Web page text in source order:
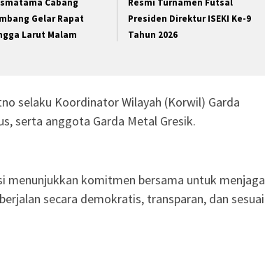
Gelar Rapat
Larut Malam
Presiden Direktur ISEKI Ke-9
Tahun 2026
selaku Koordinator Wilayah (Korwil) Garda
serta anggota Garda Metal Gresik.
menunjukkan komitmen bersama untuk menjaga
secara demokratis, transparan, dan sesuai